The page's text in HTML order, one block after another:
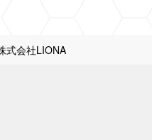
式会社LIONA